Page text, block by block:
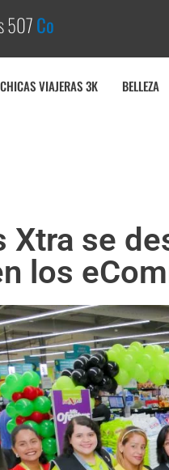
Cobe
CHICAS VIAJERAS 3K BELLEZA
Xtra se
los